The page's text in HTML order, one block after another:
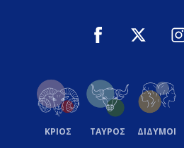
ΚΡΙΟΣ ΤΑΥΡΟΣ ΔΙΔΥΜΟΙ